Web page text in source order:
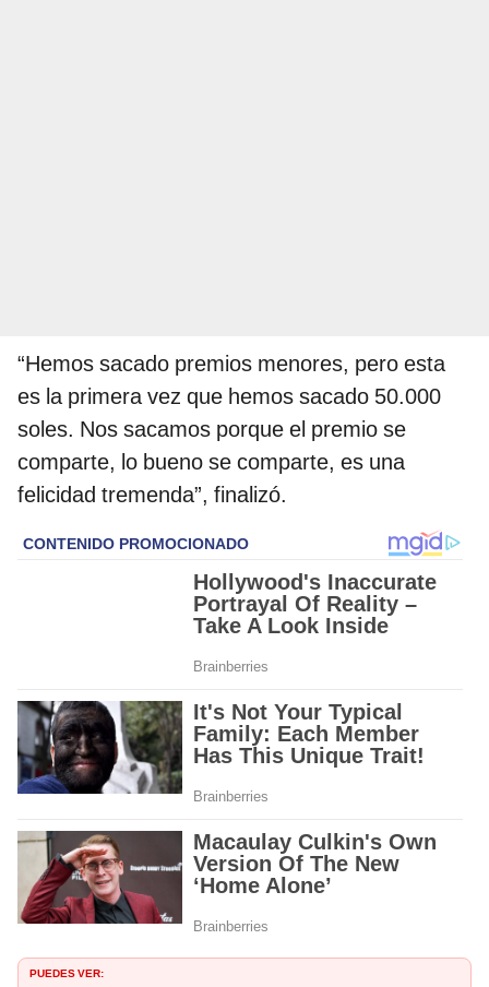
“Hemos sacado premios menores, pero esta
es la primera vez que hemos sacado 50.000
soles. Nos sacamos porque el premio se
comparte, lo bueno se comparte, es una
felicidad tremenda”, finalizó.
PUEDES VER: